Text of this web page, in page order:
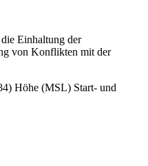
Einhaltung der
von Konflikten mit der
Höhe (MSL) Start- und